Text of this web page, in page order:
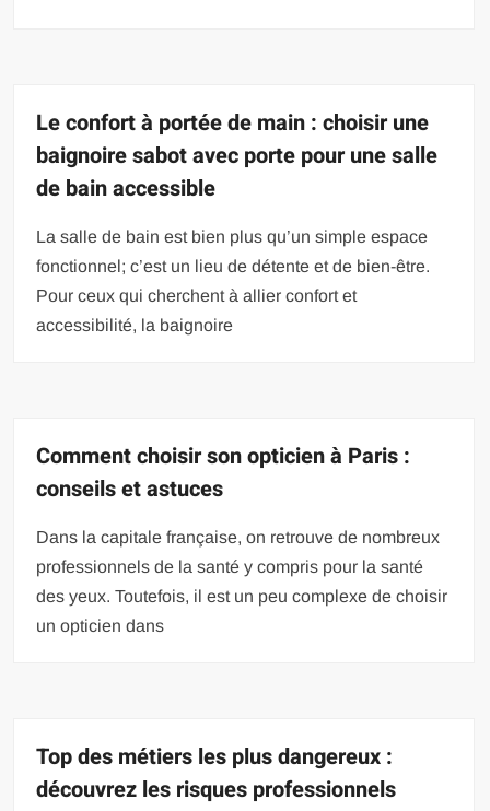
Le confort à portée de main : choisir une
baignoire sabot avec porte pour une salle
de bain accessible
La salle de bain est bien plus qu’un simple espace
fonctionnel; c’est un lieu de détente et de bien-être.
Pour ceux qui cherchent à allier confort et
accessibilité, la baignoire
Comment choisir son opticien à Paris :
conseils et astuces
Dans la capitale française, on retrouve de nombreux
professionnels de la santé y compris pour la santé
des yeux. Toutefois, il est un peu complexe de choisir
un opticien dans
Top des métiers les plus dangereux :
découvrez les risques professionnels